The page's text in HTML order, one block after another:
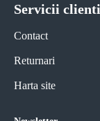
Servicii clienti
Contact
Returnari
Harta site